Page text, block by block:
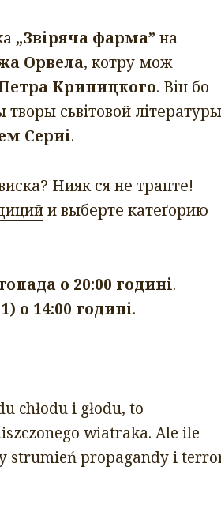
„Звіряча фарма” на
Орвела, котру мож
Криницкого. Він бо
сьвітовой
Сериі.
Нияк ся не трапте!
и выберте катеґорию
о 20:00 годині.
о 14:00 годині.
chłodu i głodu, to
wiatraka. Ale ile
strumień propagandy i